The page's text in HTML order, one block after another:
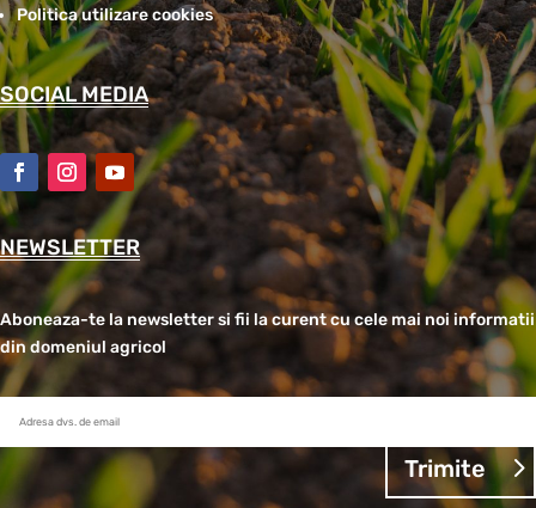
Politica utilizare cookies
SOCIAL MEDIA
NEWSLETTER
Aboneaza-te la newsletter si fii la curent cu cele mai noi informatii
din domeniul agricol
Trimite